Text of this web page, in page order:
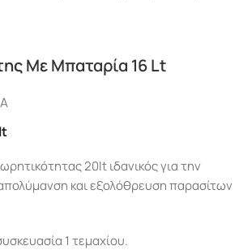
Με Μπαταρία 16 Lt
20lt ιδανικός για την
και εξολόθρευση παρασίτων
1 τεμαχίου.